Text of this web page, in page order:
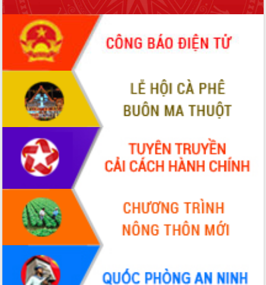
món ăn từ sầu riêng
Đắk Lắk công bố Quy hoạch và xúc
tiến đầu tư tỉnh
Ngành cá ngừ Đắk Lắk chủ động thích
ứng để giữ vững thị trường xuất khẩu
Diễn đàn Kinh tế tư nhân Việt Nam đột
phá cơ chế - Hợp tác công tư
Đề án 06 tạo bước ngoặt đột phá trong
cải cách hành chính tỉnh Đắk Lắk
Kết nối tour, đẩy mạnh chuyển đổi số
để phát triển du lịch Đắk Lắk
Khởi động Dự án Đầu tư xây dựng hạ
tầng kỹ thuật Cụm công nghiệp Tân
Gặp mặt các cơ quan báo chí nhân Kỷ
niệm 101 năm Ngày Báo chí Cách
mạng Việt Nam
Đắk Lắk sơ kết 4 năm triển khai thực
hiện Đề án 06 của Chính phủ
Họp báo thông tin về Hội nghị Công bố
Quy hoạch và Xúc tiến đầu tư tỉnh Đắk
Lắk